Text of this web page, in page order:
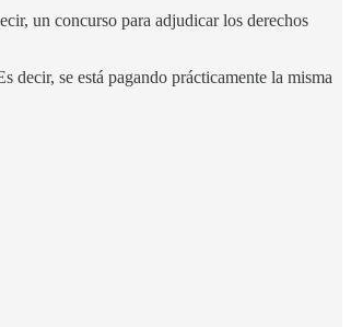
un concurso para adjudicar los derechos
decir, se está pagando prácticamente la misma